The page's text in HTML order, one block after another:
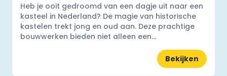
Heb je ooit gedroomd van een dagje uit naar een
kasteel in Nederland? De magie van historische
kastelen trekt jong en oud aan. Deze prachtige
bouwwerken bieden niet alleen een...
Bekijken